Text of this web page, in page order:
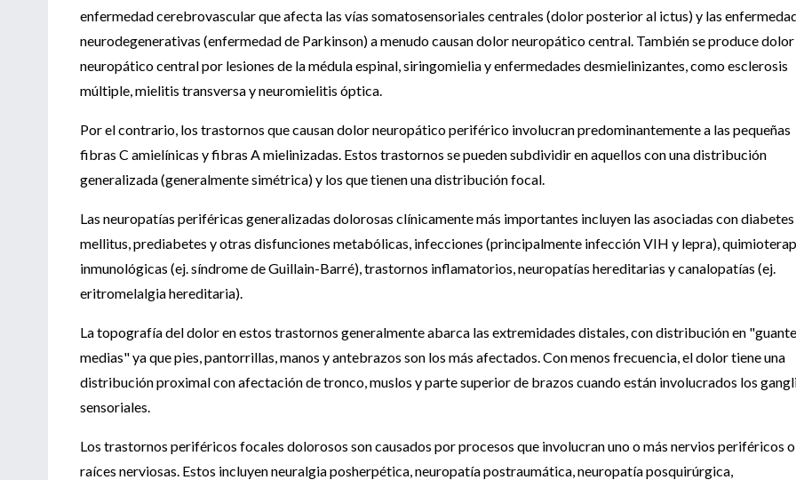
enfermedad cerebrovascular que afecta las vías somatosensoriales centrales (dolor posterior al ictus) y las
neurodegenerativas (enfermedad de Parkinson) a menudo causan dolor neuropático central. También se produce dolor
neuropático central por lesiones de la médula espinal, siringomielia y enfermedades desmielinizantes, como esclerosis
múltiple, mielitis transversa y neuromielitis óptica.
Por el contrario, los trastornos que causan dolor neuropático periférico involucran predominantemente a las pequeñas
fibras C amielínicas y fibras A mielinizadas. Estos trastornos se pueden subdividir en aquellos con una distribución
generalizada (generalmente simétrica) y los que tienen una distribución focal.
Las neuropatías periféricas generalizadas dolorosas clínicamente más importantes incluyen las asociadas con diabetes
mellitus, prediabetes y otras disfunciones metabólicas, infecciones (principalmente infección VIH y lepra),
inmunológicas (ej. síndrome de Guillain-Barré), trastornos inflamatorios, neuropatías hereditarias y canalopatías (ej.
eritromelalgia hereditaria).
La topografía del dolor en estos trastornos generalmente abarca las extremidades distales, con distribución en
medias" ya que pies, pantorrillas, manos y antebrazos son los más afectados. Con menos frecuencia, el dolor tiene una
distribución proximal con afectación de tronco, muslos y parte superior de brazos cuando están involucrados los
sensoriales.
Los trastornos periféricos focales dolorosos son causados por procesos que involucran uno o más nervios periféricos o
raíces nerviosas. Estos incluyen neuralgia posherpética, neuropatía postraumática, neuropatía posquirúrgica,